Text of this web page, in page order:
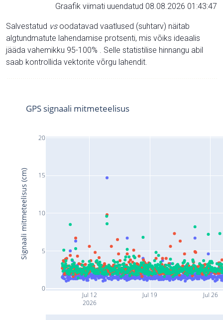
Graafik viimati uuendatud 08.08.2026 01:43:47
Salvestatud vsoodatavad vaatlused (suhtarv) näitab
algtundmatute lahendamise protsenti, mis võiks ideaalis
jääda vahemikku 95-100% . Selle statistilise hinnangu abil
saab kontrollida vektorite võrgu lahendit.
Jul 12
2026
Jul 19 Jul 26
0
5
10
15
20
GPS signaali mitmeteelisus
Signaali mitmeteelisus (cm)